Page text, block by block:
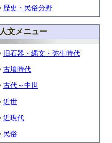
歴史・民俗分野
人文メニュー
旧石器・縄文・弥生時代
古墳時代
古代～中世
近世
近現代
民俗